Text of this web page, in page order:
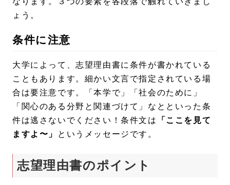
ょう。
条件に注意
大学によって、志望理由書に条件が書かれている
こともあります。細かい文言で指定されている場
合は要注意です。「本学で」「社会のために」
「関心のある分野と関連づけて」なとといった条
件は逃さないでください！条件文は
「ここを見て
ますよ〜」
というメッセージです。
志望理由書のポイント